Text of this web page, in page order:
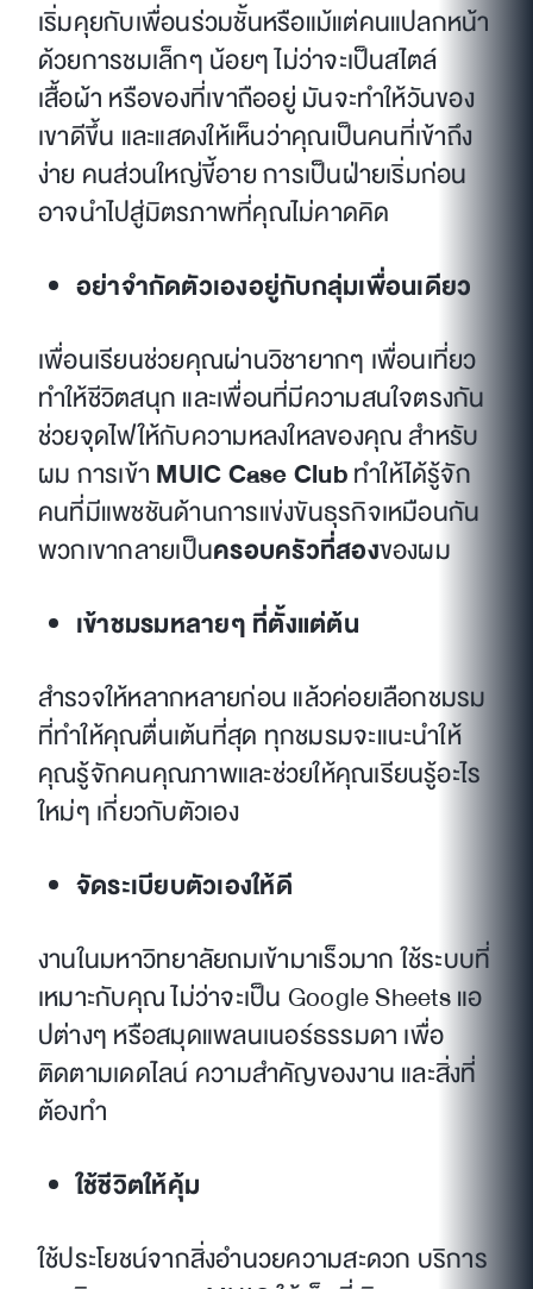
เริ่มคุยกับเพื่อนร่วมชั้นหรือแม้แต่คนแปลกหน้า
ด้วยการชมเล็กๆ น้อยๆ ไม่ว่าจะเป็นสไตล์
เสื้อผ้า หรือของที่เขาถืออยู่ มันจะทำให้วันของ
เขาดีขึ้น และแสดงให้เห็นว่าคุณเป็นคนที่เข้าถึง
ง่าย คนส่วนใหญ่ขี้อาย การเป็นฝ่ายเริ่มก่อน
อาจนำไปสู่มิตรภาพที่คุณไม่คาดคิด
อย่าจำกัดตัวเองอยู่กับกลุ่มเพื่อนเดียว
เพื่อนเรียนช่วยคุณผ่านวิชายากๆ เพื่อนเที่ยว
ทำให้ชีวิตสนุก และเพื่อนที่มีความสนใจตรงกัน
ช่วยจุดไฟให้กับความหลงใหลของคุณ สำหรับ
ผม การเข้าMUIC Case Clubทำให้ได้รู้จัก
คนที่มีแพชชันด้านการแข่งขันธุรกิจเหมือนกัน
พวกเขากลายเป็นครอบครัวที่สองของผม
เข้าชมรมหลายๆ ที่ตั้งแต่ต้น
สำรวจให้หลากหลายก่อน แล้วค่อยเลือกชมรม
ที่ทำให้คุณตื่นเต้นที่สุด ทุกชมรมจะแนะนำให้
คุณรู้จักคนคุณภาพและช่วยให้คุณเรียนรู้อะไร
ใหม่ๆ เกี่ยวกับตัวเอง
จัดระเบียบตัวเองให้ดี
งานในมหาวิทยาลัยถมเข้ามาเร็วมาก ใช้ระบบที่
เหมาะกับคุณ ไม่ว่าจะเป็น Google Sheets แอ
ปต่างๆ หรือสมุดแพลนเนอร์ธรรมดา เพื่อ
ติดตามเดดไลน์ ความสำคัญของงาน และสิ่งที่
ต้องทำ
ใช้ชีวิตให้คุ้ม
ใช้ประโยชน์จากสิ่งอำนวยความสะดวก บริการ